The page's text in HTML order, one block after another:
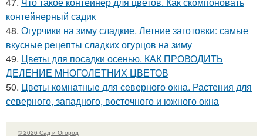
контейнерный садик
48. Огурчики на зиму сладкие. Летние заготовки: самые
вкусные рецепты сладких огурцов на зиму
49. Цветы для посадки осенью. КАК ПРОВОДИТЬ
ДЕЛЕНИЕ МНОГОЛЕТНИХ ЦВЕТОВ
50. Цветы комнатные для северного окна. Растения для
северного, западного, восточного и южного окна
© 2026 Сад и Огород